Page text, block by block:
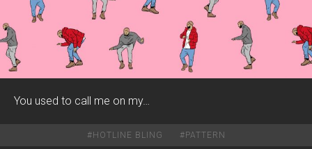
You used to call me on my…
# HOTLINE BLING # PATTERN